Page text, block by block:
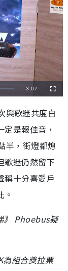
剩
間
-3:07
全
螢
與歌迷共度白
是報佳音，
半，街燈都熄
歌迷仍然留下
稱十分喜愛戶
》 Phoebus疑
為組合獎拉票